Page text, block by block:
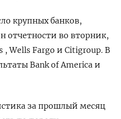
крупных банков,
отчетности во вторник,
, Wells Fargo и Citigroup. В
Bank of America и
за прошлый месяц